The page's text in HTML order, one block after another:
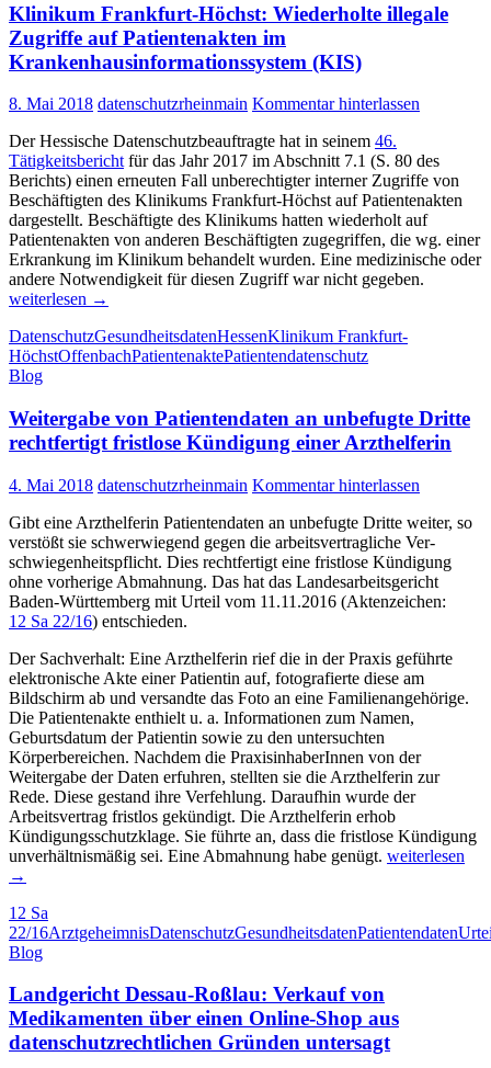
Klinikum Frankfurt-Höchst: Wiederholte illegale
Zugriffe auf Patientenakten im
Krankenhausinformationssystem (KIS)
8. Mai 2018 datenschutzrheinmain Kommentar hinterlassen
Der Hessische Datenschutzbeauftragte hat in seinem 46.
Tätigkeitsbericht für das Jahr 2017 im Abschnitt 7.1 (S. 80 des
Berichts) einen erneuten Fall unberechtigter interner Zugriffe von
Beschäftigten des Klinikums Frankfurt-Höchst auf Patientenakten
dargestellt. Beschäftigte des Klinikums hatten wiederholt auf
Patientenakten von anderen Beschäftigten zugegriffen, die wg. einer
Erkrankung im Klinikum behandelt wurden. Eine medizinische oder
andere Notwendigkeit für diesen Zugriff war nicht gegeben.
im
weiterlesen →
DatenschutzGesundheitsdatenHessenKlinikum Frankfurt-
HöchstOffenbachPatientenaktePatientendatenschutz
Blog
Weitergabe von Patientendaten an unbefugte Dritte
rechtfertigt fristlose Kündigung einer Arzthelferin
4. Mai 2018 datenschutzrheinmain Kommentar hinterlassen
Gibt eine Arzthelferin Patientendaten an unbefugte Dritte weiter, so
verstößt sie schwerwiegend gegen die arbeitsvertragliche Ver­
schwiegen­heits­pflicht. Dies rechtfertigt eine fristlose Kündigung
ohne vorherige Abmahnung. Das hat das Landesarbeitsgericht
Baden-Württemberg mit Urteil vom 11.11.2016 (Aktenzeichen:
12 Sa 22/16) entschieden.
Der Sachverhalt: Eine Arzthelferin rief die in der Praxis geführte
elektronische Akte einer Patientin auf, fotografierte diese am
Bildschirm ab und versandte das Foto an eine Familienangehörige.
Die Patientenakte enthielt u. a. Informationen zum Namen,
Geburtsdatum der Patientin sowie zu den untersuchten
Körperbereichen. Nachdem die PraxisinhaberInnen von der
Weitergabe der Daten erfuhren, stellten sie die Arzthelferin zur
Rede. Diese gestand ihre Verfehlung. Daraufhin wurde der
Arbeitsvertrag fristlos gekündigt. Die Arzthelferin erhob
Kündigungsschutzklage. Sie führte an, dass die fristlose Kündigung
unverhältnismäßig sei. Eine Abmahnung habe genügt. Weitergabe
unbefugte
Kündigung
einer
Arzthelferin
weiterlesen
→
12 Sa
22/16ArztgeheimnisDatenschutzGesundheitsdatenPatientendaten
Blog
Landgericht Dessau-Roßlau: Verkauf von
Medikamenten über einen Online-Shop aus
datenschutzrechtlichen Gründen untersagt